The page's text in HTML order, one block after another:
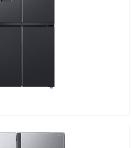
Détails